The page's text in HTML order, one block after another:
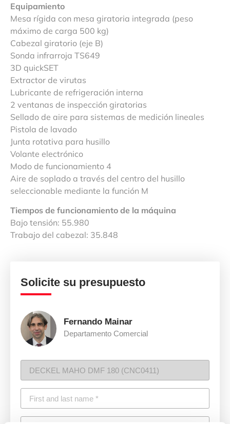
Equipamiento
Mesa rígida con mesa giratoria integrada (peso
máximo de carga 500 kg)
Cabezal giratorio (eje B)
Sonda infrarroja TS649
3D quickSET
Extractor de virutas
Lubricante de refrigeración interna
2 ventanas de inspección giratorias
Sellado de aire para sistemas de medición lineales
Pistola de lavado
Junta rotativa para husillo
Volante electrónico
Modo de funcionamiento 4
Aire de soplado a través del centro del husillo
seleccionable mediante la función M
Tiempos de funcionamiento de la máquina
Bajo tensión: 55.980
Trabajo del cabezal: 35.848
Solicite su presupuesto
Fernando Mainar
Departamento Comercial